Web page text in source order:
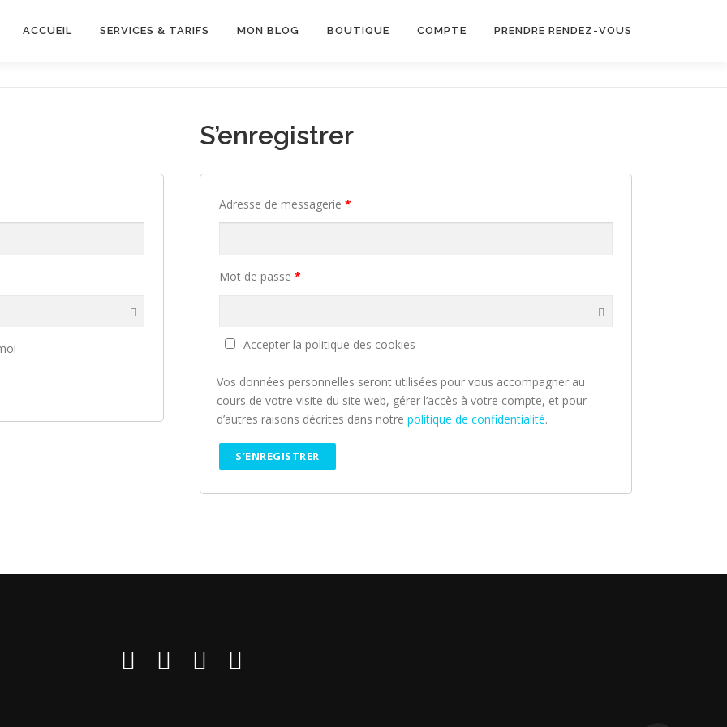
ACCUEIL SERVICES & TARIFS MON BLOG BOUTIQUE COMPTE PRENDRE RENDEZ-VOUS
S’enregistrer
Adresse de messagerie*
Mot de passe*
Accepter la politique des cookies
Vos données personnelles seront utilisées pour vous accompagner au
cours de votre visite du site web, gérer l’accès à votre compte, et pour
d’autres raisons décrites dans notrepolitique de confidentialité.
S’ENREGISTRER